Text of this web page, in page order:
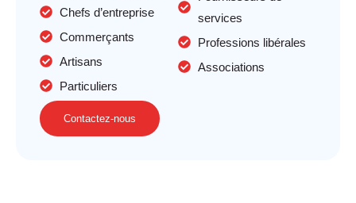
Chefs d’entreprise
Commerçants
Artisans
Particuliers
services
Professions libérales
Associations
Contactez-nous